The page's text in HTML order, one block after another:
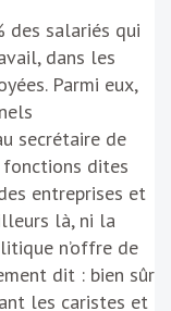
des salariés qui
dans les
Parmi eux,
secrétaire de
dites
entreprises et
là, ni la
n’offre de
dit : bien sûr
les caristes et